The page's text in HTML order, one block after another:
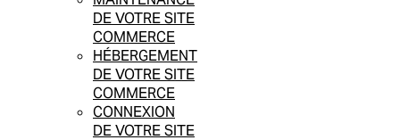
DE VOTRE SITE
COMMERCE
HÉBERGEMENT
DE VOTRE SITE
COMMERCE
CONNEXION
DE VOTRE SITE